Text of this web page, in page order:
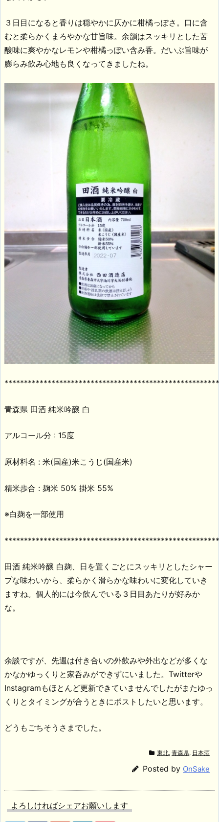
３日目になると香りは穏やかに仄かに柑橘っぽさ。口に含
むと柔らかくまろやかな甘旨味。余韻はスッキリとした苦
酸味に爽やかなレモンや柑橘っぽい含み香。だいぶ旨味が
膨らみ飲み心地も良くなってきましたね。
青森県 田酒 純米吟醸 白
アルコール分 : 15度
原材料名 : 米(国産)米こうじ(国産米)
精米歩合 : 麹米 50% 掛米 55%
※白麹を一部使用
田酒 純米吟醸 白麹、日を置くごとにスッキリとしたシャー
プな味わいから、柔らかく滑らかな味わいに変化していき
ますね。個人的には今飲んでいる３日目あたりが好みか
な。
余談ですが、先週は付き合いの外飲みや外出などが多くな
かなかゆっくりと家呑みができずにいました。Twitterや
Instagramもほとんど更新できていませんでしたがまたゆっ
くりとタイミングが合うときにポストしたいと思います。
どうもごちそうさまでした。
東北, 青森県, 日本酒
Posted by OnSake
よろしければシェアお願いします